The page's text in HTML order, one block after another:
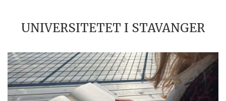
UNIVERSITETET I STAVANGER